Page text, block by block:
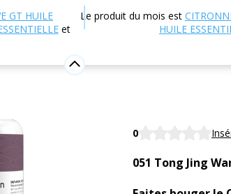
GT HUILE
et
Le produit du mois est
HUILE
et compléments alimentaires
051 -
0
051 Tong Jing